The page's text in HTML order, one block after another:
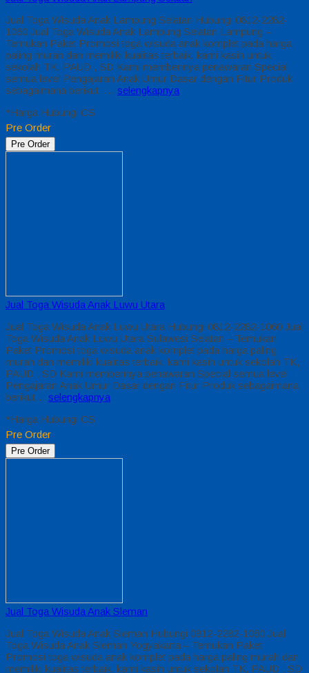
Jual Toga Wisuda Anak Lampung Selatan Hubungi 0812-2282-
1060 Jual Toga Wisuda Anak Lampung Selatan Lampung –
Temukan Paket Promosi toga wisuda anak komplet pada harga
paling murah dan memiliki kualitas terbaik, kami kasih untuk
sekolah TK, PAUD , SD Kami memberinya penawaran Special
semua level Pengajaran Anak Umur Dasar dengan Fitur Produk
sebagaimana berikut :… selengkapnya
*Harga Hubungi CS
Pre Order
Pre Order
Jual Toga Wisuda Anak Luwu Utara
Jual Toga Wisuda Anak Luwu Utara Hubungi 0812-2282-1060 Jual
Toga Wisuda Anak Luwu Utara Sulawesi Selatan – Temukan
Paket Promosi toga wisuda anak komplet pada harga paling
murah dan memiliki kualitas terbaik, kami kasih untuk sekolah TK,
PAUD , SD Kami memberinya penawaran Special semua level
Pengajaran Anak Umur Dasar dengan Fitur Produk sebagaimana
berikut… selengkapnya
*Harga Hubungi CS
Pre Order
Pre Order
Jual Toga Wisuda Anak Sleman
Jual Toga Wisuda Anak Sleman Hubungi 0812-2282-1060 Jual
Toga Wisuda Anak Sleman Yogyakarta – Temukan Paket
Promosi toga wisuda anak komplet pada harga paling murah dan
memiliki kualitas terbaik, kami kasih untuk sekolah TK, PAUD , SD